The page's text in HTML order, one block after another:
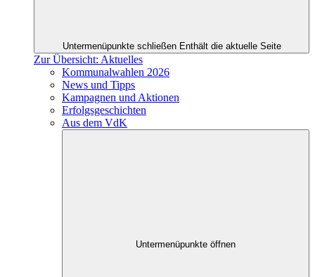
Untermenüpunkte schließen Enthält die aktuelle Seite
Zur Übersicht: Aktuelles
Kommunalwahlen 2026
News und Tipps
Kampagnen und Aktionen
Erfolgsgeschichten
Aus dem VdK
Untermenüpunkte öffnen